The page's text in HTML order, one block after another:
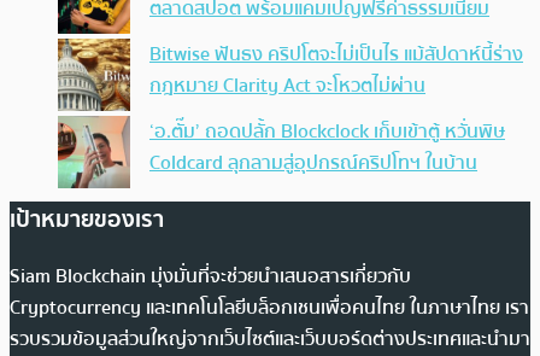
ตลาดสปอต พร้อมแคมเปญฟรีค่าธรรมเนียม
Bitwise ฟันธง คริปโตจะไม่เป็นไร แม้สัปดาห์นี้ร่าง
กฎหมาย Clarity Act จะโหวตไม่ผ่าน
‘อ.ตั๊ม’ ถอดปลั้ก Blockclock เก็บเข้าตู้ หวั่นพิษ
Coldcard ลุกลามสู่อุปกรณ์คริปโทฯ ในบ้าน
เป้าหมายของเรา
Siam Blockchain มุ่งมั่นที่จะช่วยนำเสนอสารเกี่ยวกับ
Cryptocurrency และเทคโนโลยีบล็อกเชนเพื่อคนไทย ในภาษาไทย เรา
รวบรวมข้อมูลส่วนใหญ่จากเว็บไซต์และเว็บบอร์ดต่างประเทศและนำมา